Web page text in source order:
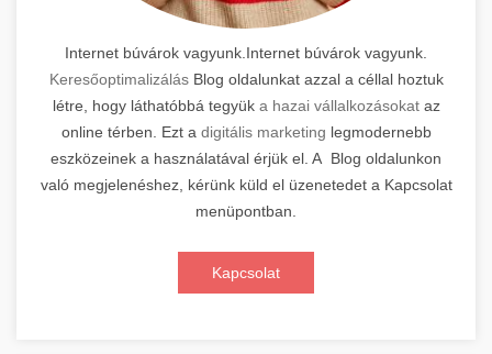
Internet búvárok vagyunk.Internet búvárok vagyunk.
KeresőoptimalizálásBlog oldalunkat azzal a céllal hoztuk
létre, hogy láthatóbbá tegyük a hazai vállalkozásokataz
online térben. Ezt a digitális marketing legmodernebb
eszközeinek a használatával érjük el. A Blog oldalunkon
való megjelenéshez, kérünk küld el üzenetedet a Kapcsolat
menüpontban.
Kapcsolat